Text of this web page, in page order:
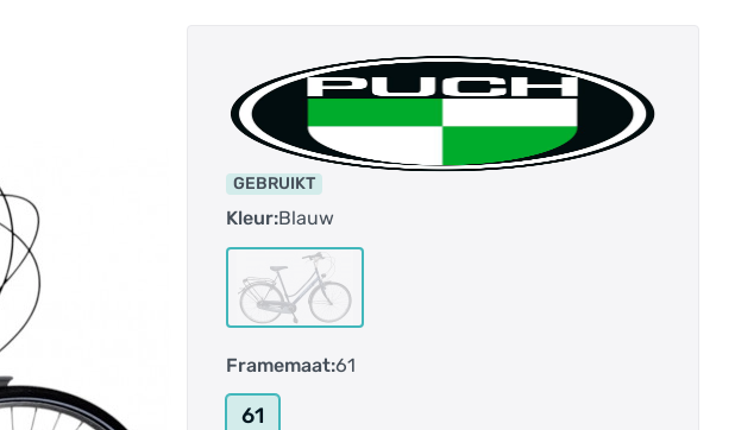
GEBRUIKT
Kleur:Blauw
Framemaat:61
61